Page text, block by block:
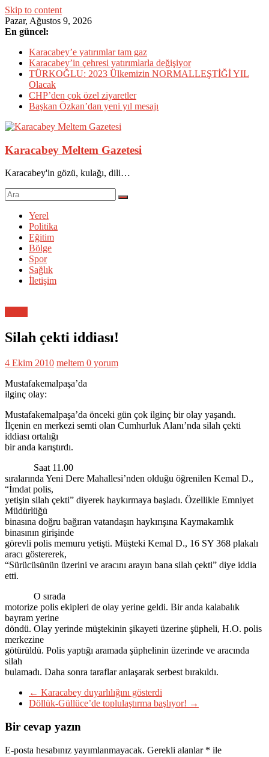
Skip to content
Pazar, Ağustos 9, 2026
En güncel:
Karacabey’e yatırımlar tam gaz
Karacabey’in çehresi yatırımlarla değişiyor
TÜRKOĞLU: 2023 Ülkemizin NORMALLEŞTİĞİ YIL
Olacak
CHP’den çok özel ziyaretler
Başkan Özkan’dan yeni yıl mesajı
Karacabey Meltem Gazetesi
Karacabey'in gözü, kulağı, dili…
Yerel
Politika
Eğitim
Bölge
Spor
Sağlık
İletişim
Silah çekti iddiası!
4 Ekim 2010 meltem 0 yorum
Mustafakemalpaşa’da
ilginç olay:
Mustafakemalpaşa’da önceki gün çok ilginç bir olay yaşandı.
İlçenin en merkezi semti olan Cumhurluk Alanı’nda silah çekti
iddiası ortalığı
bir anda karıştırdı.
Saat 11.00
sıralarında Yeni Dere Mahallesi’nden olduğu öğrenilen Kemal D.,
“İmdat polis,
yetişin silah çekti” diyerek haykırmaya başladı. Özellikle Emniyet
Müdürlüğü
binasına doğru bağıran vatandaşın haykırışına Kaymakamlık
binasının girişinde
görevli polis memuru yetişti. Müşteki Kemal D., 16 SY 368 plakalı
aracı göstererek,
“Sürücüsünün üzerini ve aracını arayın bana silah çekti” diye iddia
etti.
O sırada
motorize polis ekipleri de olay yerine geldi. Bir anda kalabalık
bayram yerine
döndü. Olay yerinde müştekinin şikayeti üzerine şüpheli, H.O. polis
merkezine
götürüldü. Polis yaptığı aramada şüphelinin üzerinde ve aracında
silah
bulamadı. Daha sonra taraflar anlaşarak serbest bırakıldı.
← Karacabey duyarlılığını gösterdi
Döllük-Güllüce’de toplulaştırma başlıyor! →
Bir cevap yazın
E-posta hesabınız yayımlanmayacak. Gerekli alanlar * ile